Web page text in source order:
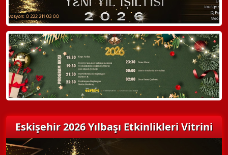
Hemen Arayın
Detaylı Bilgi Alın
Eskişehir 2026 Yılbaşı Etkinlikleri Vitrini